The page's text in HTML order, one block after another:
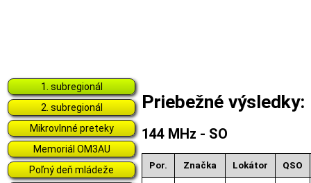
1. subregionál
2. subregionál
Mikrovlnné preteky
Memoriál OM3AU
Poľný deň mládeže
Priebežné
144 MHz - SO
Por. Značka Lokátor QSO